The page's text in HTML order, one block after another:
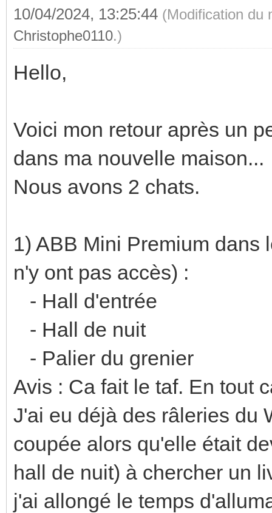
10/04/2024, 13:25:44 (Modification du
Christophe0110.)
Hello,
Voici mon retour après un
dans ma nouvelle maison...
Nous avons 2 chats.
1) ABB Mini Premium dans
n'y ont pas accès) :
- Hall d'entrée
- Hall de nuit
- Palier du grenier
Avis : Ca fait le taf. En tout
J'ai eu déjà des râleries du
coupée alors qu'elle était
hall de nuit) à chercher un
j'ai allongé le temps